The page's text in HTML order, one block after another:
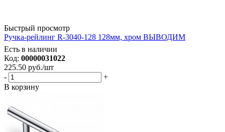
Быстрый просмотр
Ручка-рейлинг R-3040-128 128мм, хром ВЫВОДИМ
Есть в наличии
Код: 00000031022
225.50 руб./шт
-
+
В корзину